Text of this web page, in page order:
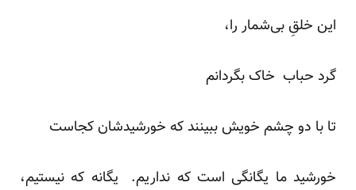
این خلقِ بی‌شمار را،
گرد حباب خاک بگردانم
تا با دو چشم خویش ببینند که خورشیدشان کجاست
خورشید ما یگانگی است که نداریم. یگانه که نیستیم،